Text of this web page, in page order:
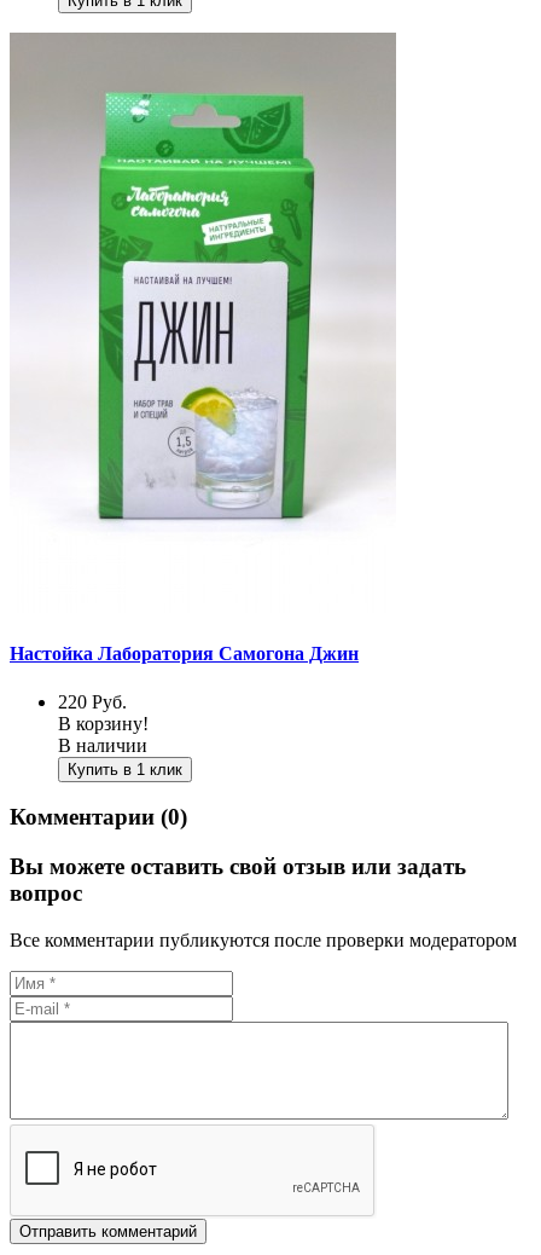
Настойка Лаборатория Самогона Джин
220 Руб.
В корзину!
В наличии
Купить в 1 клик
Комментарии (0)
Вы можете оставить свой отзыв или задать
вопрос
Все комментарии публикуются после проверки модератором